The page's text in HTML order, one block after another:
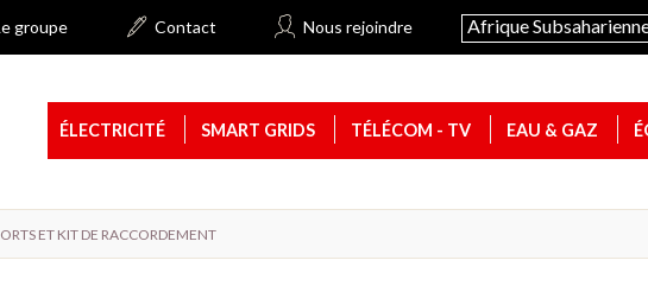
Afrique
groupe Contact Nous rejoindre
ÉLECTRICITÉ SMART GRIDS TÉLÉCOM - TV EAU & GAZ
ET KIT DE RACCORDEMENT